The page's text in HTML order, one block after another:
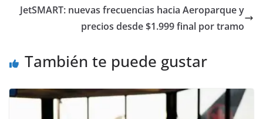
JetSMART: nuevas frecuencias hacia Aeroparque y
precios desde $1.999 final por tramo
También te puede gustar